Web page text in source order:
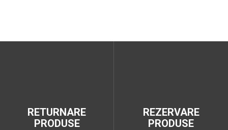
RETURNARE
PRODUSE
REZERVARE
PRODUSE